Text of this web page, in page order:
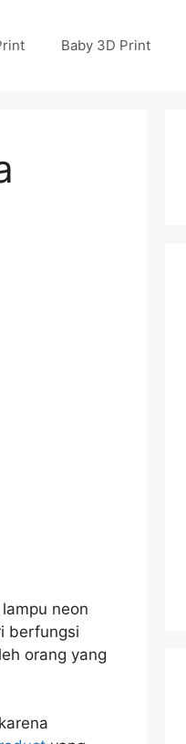
Baby 3D Print
neon
berfungsi
orang yang